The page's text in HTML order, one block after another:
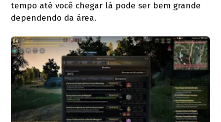
tempo até você chegar lá pode ser bem grande
dependendo da área.